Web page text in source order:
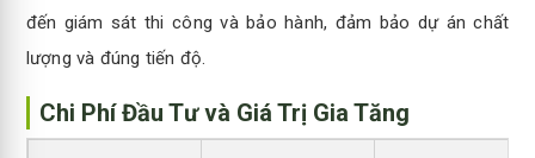
đến giám sát thi công và bảo hành, đảm bảo dự án chất
lượng và đúng tiến độ.
Chi Phí Đầu Tư và Giá Trị Gia Tăng